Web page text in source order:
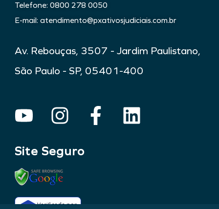
Telefone: 0800 278 0050
E-mail: atendimento@pxativosjudiciais.com.br
Av. Rebouças, 3507 - Jardim Paulistano,
São Paulo - SP, 05401-400
Site Seguro
Verificada por